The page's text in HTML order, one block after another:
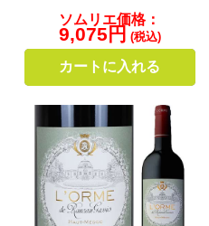
ソムリエ価格：
9,075円 (税込)
カートに入れる